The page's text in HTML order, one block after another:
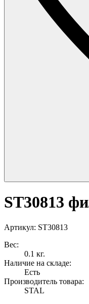
ST30813
Артикул: ST30813
Вес:
0.1 кг.
Наличие на складе:
Есть
Производитель товара:
STAL